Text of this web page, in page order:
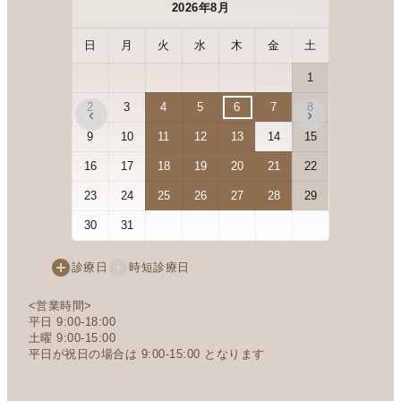
‹
2026年8月
日 月 火 水 木 金 土
1
2 3 4 5 6 7 8
9 10 11 12 13 14 15
16 17 18 19 20 21 22
23 24 25 26 27 28 29
30 31
›
診療日 時短診療日
<営業時間>
平日 9:00-18:00
土曜 9:00-15:00
平日が祝日の場合は 9:00-15:00 となります